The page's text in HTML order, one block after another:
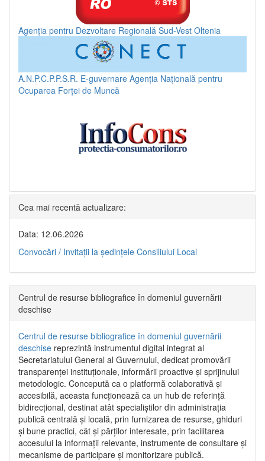
Agenția pentru Dezvoltare Regională Sud-Vest Oltenia
A.N.P.C.P.P.S.R. E-guvernare Agenția Națională pentru
Ocuparea Forței de Muncă
Cea mai recentă actualizare:
Data: 12.06.2026
Convocări / Invitaţii la şedinţele Consiliului Local
Centrul de resurse bibliografice în domeniul guvernării
deschise
Centrul de resurse bibliografice în domeniul guvernării
deschise reprezintă instrumentul digital integrat al
Secretariatului General al Guvernului, dedicat promovării
transparenței instituționale, informării proactive și sprijinului
metodologic. Concepută ca o platformă colaborativă și
accesibilă, aceasta funcționează ca un hub de referință
bidirecțional, destinat atât specialiștilor din administrația
publică centrală și locală, prin furnizarea de resurse, ghiduri
și bune practici, cât și părților interesate, prin facilitarea
accesului la informații relevante, instrumente de consultare și
mecanisme de participare și monitorizare publică.